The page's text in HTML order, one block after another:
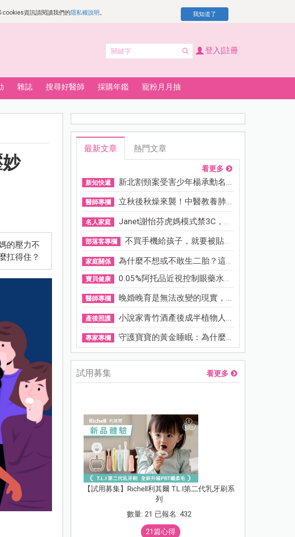
cookies資訊請閱讀我們的隱私權說明 。 我知道了
登入|註冊
雜誌 搜尋好醫師 採購年鑑 寵粉月月抽
的壓力不
扛得住？
最新文章 熱門文章
看更多
新知快遞 新北割頸案受害少年楊承勳名...
醫師專欄 立秋後秋燥來襲！中醫教養肺...
名人家庭 Janet謝怡芬虎媽模式禁3C，看...
部落客專欄 不買手機給孩子，就要被貼「...
家庭關係 為什麼不想或不敢生二胎？這8...
寶貝健康 0.05%阿托品近視控制眼藥水納...
醫師專欄 晚婚晚育是無法改變的現實，...
產後照護 小說家青竹酒產後成半植物人...
專家專欄 守護寶寶的黃金睡眠：為什麼...
試用募集 看更多
【試用募集】Richell利其爾 T.L.I第二代乳牙刷系
列
數量: 21 已報名: 432
21篇心得